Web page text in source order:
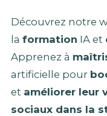
Découvrez notre
la formation IA et
Apprenez à
artificielle pour
et améliorer leur
sociaux dans la